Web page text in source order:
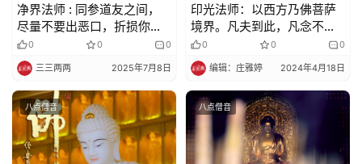
净界法师 : 同参道友之间，
尽量不要出恶口，折损你的
福报
0 0 0
三三两两 2025年7月8日
印光法师：以西方乃佛菩萨
境界。凡夫到此，凡念不期
断而自断
0 0 0
编辑：庄雅婷 2024年4月18日
八点僧音 八点僧音